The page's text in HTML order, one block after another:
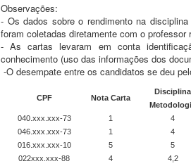
Observações:
- Os dados sobre o rendimento na
foram coletadas diretamente com o professor
- As cartas levaram em conta
conhecimento (uso das informações dos
-O desempate entre os candidatos se deu
CPF Nota Carta
Disciplina
040.xxx.xxx-73 1 4
046.xxx.xxx-73
1 4
016.xxx.xxx-10
5 5
022xxx.xxx-88
4 4,2